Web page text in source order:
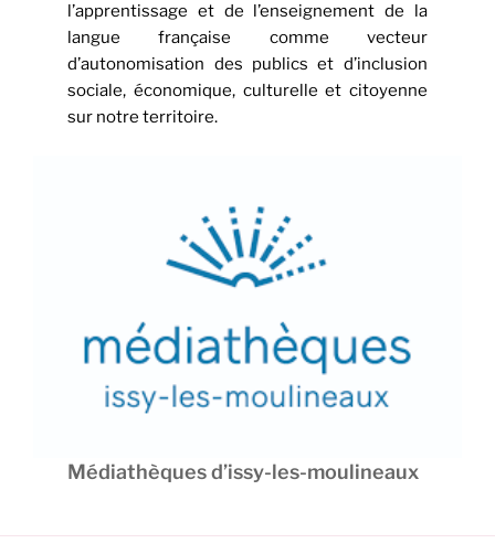
l’apprentissage et de l’enseignement de la
langue française comme vecteur
d’autonomisation des publics et d’inclusion
sociale, économique, culturelle et citoyenne
sur notre territoire.
Médiathèques d’issy-les-moulineaux